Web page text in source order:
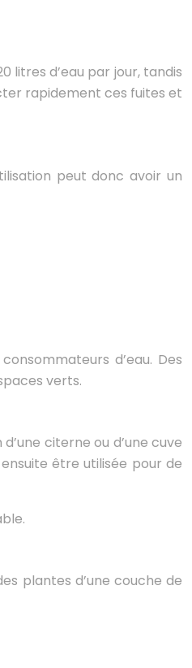
litres d’eau par jour, tandis
rapidement ces fuites et
peut donc avoir un
d’eau. Des
verts.
citerne ou d’une cuve
être utilisée pour de
plantes d’une couche de